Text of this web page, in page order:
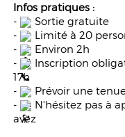
Infos pratiques :
-
Sortie gratuite
-
Limité à 20
-
Environ 2h
-
Inscription
17h
-
Prévoir une
-
N'hésitez pas à
avez